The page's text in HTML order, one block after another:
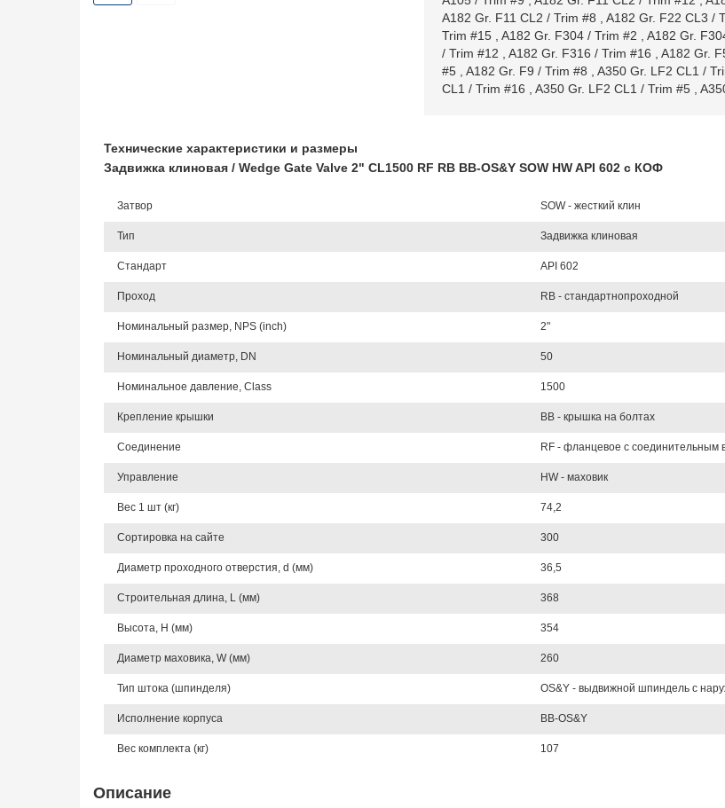
A182 Gr. F11 CL2 / Trim #8
A182 Gr. F22 CL3 /
Trim #15, A182 Gr. F304 / Trim #2 A182 Gr.
/ Trim #12
A182 Gr. F316 / Trim #16 A182 Gr.
#5, A182 Gr. F9 / Trim #8 A350 Gr. LF2 CL1 /
CL1 / Trim #16
A350 Gr. LF2 CL1 / Trim #5,
Технические характеристики и размеры
Задвижка клиновая / Wedge Gate Valve 2" CL1500 RF RB BB-OS&Y SOW HW API 602 с КОФ
Затвор SOW - жесткий клин
Тип Задвижка клиновая
Стандарт API 602
Проход RB - стандартнопроходной
Номинальный размер, NPS (inch) 2"
Номинальный диаметр, DN 50
Номинальное давление, Class 1500
Крепление крышки BB - крышка на болтах
Соединение RF - фланцевое с соединительным
Управление HW - маховик
Вес 1 шт (кг) 74,2
Сортировка на сайте 300
Диаметр проходного отверстия, d (мм) 36,5
Строительная длина, L (мм) 368
Высота, Н (мм) 354
Диаметр маховика, W (мм) 260
Тип штока (шпинделя) OS&Y - выдвижной шпиндель с
Исполнение корпуса BB-OS&Y
Вес комплекта (кг) 107
Описание